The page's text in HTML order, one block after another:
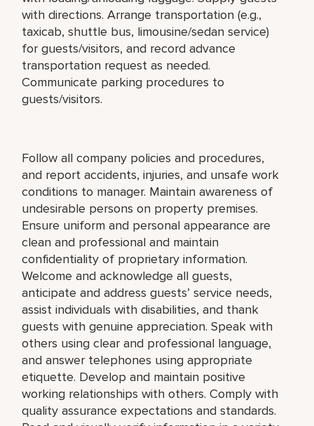
with directions. Arrange transportation (e.g.,
taxicab, shuttle bus, limousine/sedan service)
for guests/visitors, and record advance
transportation request as needed.
Communicate parking procedures to
guests/visitors.
Follow all company policies and procedures,
and report accidents, injuries, and unsafe work
conditions to manager. Maintain awareness of
undesirable persons on property premises.
Ensure uniform and personal appearance are
clean and professional and maintain
confidentiality of proprietary information.
Welcome and acknowledge all guests,
anticipate and address guests’ service needs,
assist individuals with disabilities, and thank
guests with genuine appreciation. Speak with
others using clear and professional language,
and answer telephones using appropriate
etiquette. Develop and maintain positive
working relationships with others. Comply with
quality assurance expectations and standards.